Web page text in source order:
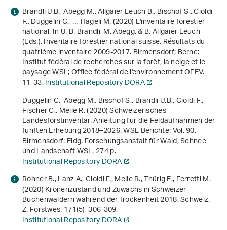
Brändli U.B., Abegg M., Allgaier Leuch B., Bischof S., Cioldi
F., Düggelin C., … Hägeli M. (2020) L'inventaire forestier
national. In U. B. Brändli, M. Abegg, & B. Allgaier Leuch
(Eds.),Inventaire forestier national suisse. Résultats du
quatrième inventaire 2009-2017. Birmensdorf; Berne:
Institut fédéral de recherches sur la forêt, la neige et le
paysage WSL; Office fédéral de l'environnement OFEV.
11-33.Institutional Repository DORA
Düggelin C., Abegg M., Bischof S., Brändli U.B., Cioldi F.,
Fischer C., Meile R. (2020)Schweizerisches
Landesforstinventar. Anleitung für die Feldaufnahmen der
fünften Erhebung 2018–2026. WSL Berichte: Vol. 90.
Birmensdorf: Eidg. Forschungsanstalt für Wald, Schnee
und Landschaft WSL. 274 p.
Institutional Repository DORA
Rohner B., Lanz A., Cioldi F., Meile R., Thürig E., Ferretti M.
(2020) Kronenzustand und Zuwachs in Schweizer
Buchenwäldern während der Trockenheit 2018. Schweiz.
Z. Forstwes.171(5), 306-309.
Institutional Repository DORA